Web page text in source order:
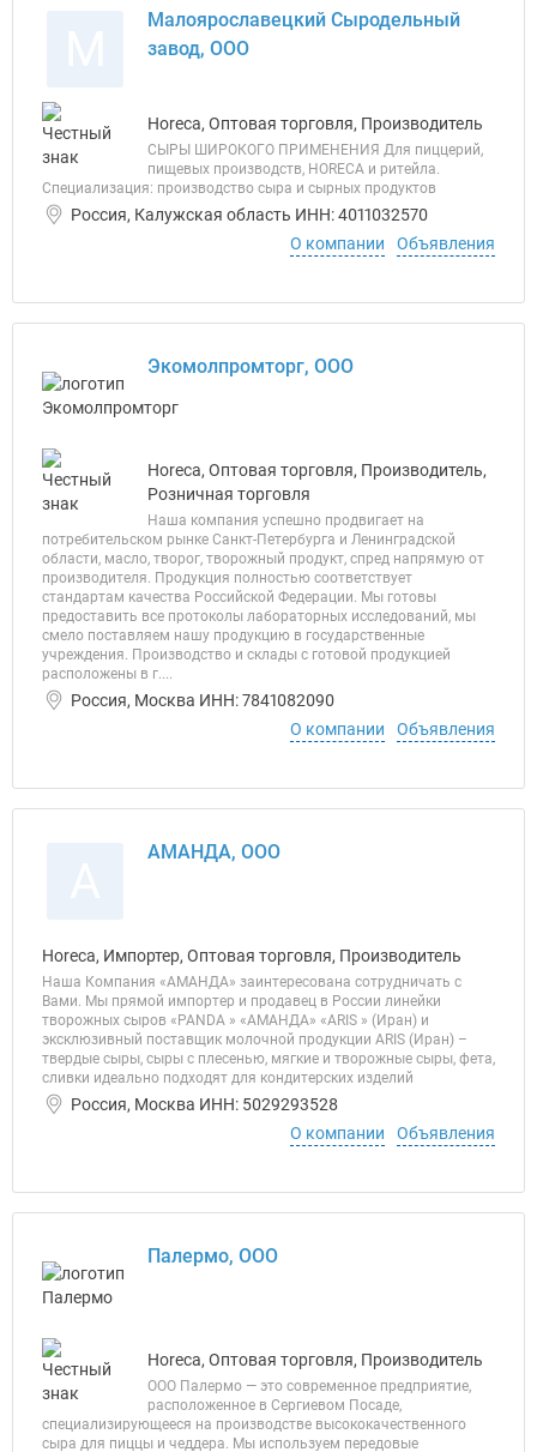
Малоярославецкий Сыродельный
завод, ООО
Horeca, Оптовая торговля, Производитель
СЫРЫ ШИРОКОГО ПРИМЕНЕНИЯ Для пиццерий,
пищевых производств, HORECA и ритейла.
Специализация: производство сыра и сырных продуктов
Россия, Калужская область ИНН: 4011032570
О компании
Объявления
Экомолпромторг, ООО
Horeca, Оптовая торговля, Производитель,
Розничная торговля
Наша компания успешно продвигает на
потребительском рынке Санкт-Петербурга и Ленинградской
области, масло, творог, творожный продукт, спред напрямую от
производителя. Продукция полностью соответствует
стандартам качества Российской Федерации. Мы готовы
предоставить все протоколы лабораторных исследований, мы
смело поставляем нашу продукцию в государственные
учреждения. Производство и склады с готовой продукцией
расположены в г....
Россия, Москва ИНН: 7841082090
О компании
Объявления
АМАНДА, ООО
Horeca, Импортер, Оптовая торговля, Производитель
Наша Компания «АМАНДА» заинтересована сотрудничать с
Вами. Мы прямой импортер и продавец в России линейки
творожных сыров «PANDA » «АМАНДА» «ARIS » (Иран) и
эксклюзивный поставщик молочной продукции ARIS (Иран) –
твердые сыры, сыры с плесенью, мягкие и творожные сыры, фета,
сливки идеально подходят для кондитерских изделий
Россия, Москва ИНН: 5029293528
О компании
Объявления
Палермо, ООО
Horeca, Оптовая торговля, Производитель
ООО Палермо — это современное предприятие,
расположенное в Сергиевом Посаде,
специализирующееся на производстве высококачественного
сыра для пиццы и чеддера. Мы используем передовые